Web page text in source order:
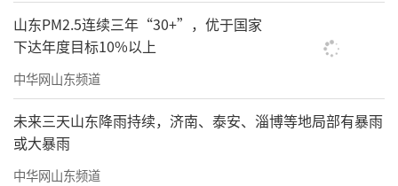
山东PM2.5连续三年“30+”，优于国家
下达年度目标10%以上
中华网山东频道
未来三天山东降雨持续，济南、泰安、淄博等地局部有暴雨
或大暴雨
中华网山东频道